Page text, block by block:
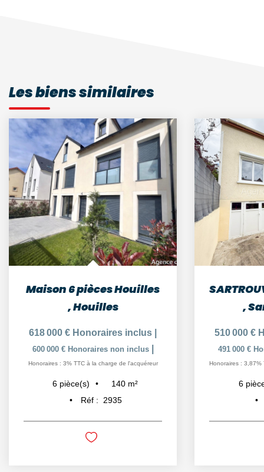
Les biens similaires
Maison 6 pièces Houilles
,Houilles
618 000 € Honoraires inclus
600 000 € Honoraires non inclus
Honoraires : 3% TTC à la charge de l'acquéreur
6 pièce(s) 140 m²
Réf :
2935
,
510 000 €
491 000 €
Honoraires : 3,87%
6